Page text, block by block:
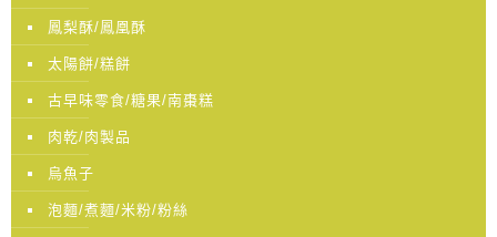
鳳梨酥/鳳凰酥
太陽餅/糕餅
古早味零食/糖果/南棗糕
肉乾/肉製品
烏魚子
泡麵/煮麵/米粉/粉絲